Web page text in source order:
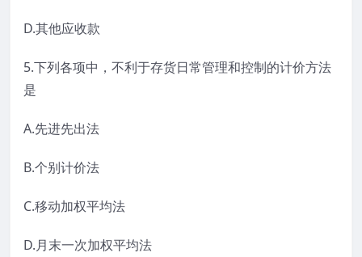
D.其他应收款
5.下列各项中，不利于存货日常管理和控制的计价方法
是
A.先进先出法
B.个别计价法
C.移动加权平均法
D.月末一次加权平均法